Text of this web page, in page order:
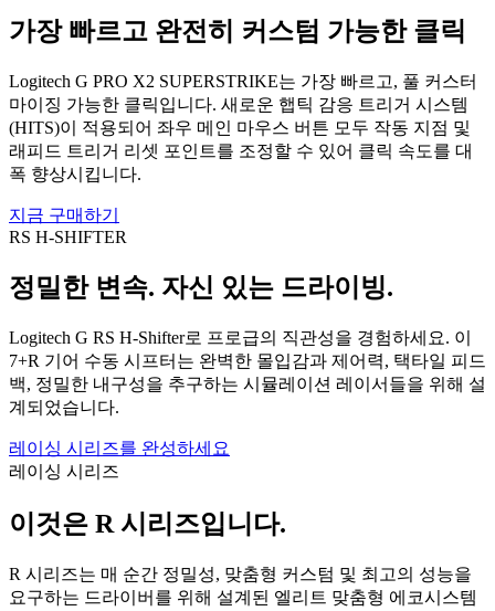
가장 빠르고 완전히 커스텀 가능한 클릭
Logitech G PRO X2 SUPERSTRIKE는 가장 빠르고, 풀 커스터
마이징 가능한 클릭입니다. 새로운 햅틱 감응 트리거 시스템
(HITS)이 적용되어 좌우 메인 마우스 버튼 모두 작동 지점 및
래피드 트리거 리셋 포인트를 조정할 수 있어 클릭 속도를 대
폭 향상시킵니다.
지금 구매하기
RS H-SHIFTER
정밀한 변속. 자신 있는 드라이빙.
Logitech G RS H-Shifter로 프로급의 직관성을 경험하세요. 이
7+R 기어 수동 시프터는 완벽한 몰입감과 제어력, 택타일 피드
백, 정밀한 내구성을 추구하는 시뮬레이션 레이서들을 위해 설
계되었습니다.
레이싱 시리즈를 완성하세요
레이싱 시리즈
이것은 R 시리즈입니다.
R 시리즈는 매 순간 정밀성, 맞춤형 커스텀 및 최고의 성능을
요구하는 드라이버를 위해 설계된 엘리트 맞춤형 에코시스템